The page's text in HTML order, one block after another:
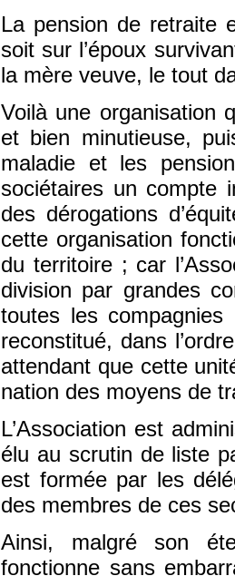
La pension de retraite
soit sur l’époux
la mère veuve, le tout
Voilà une organisation
et bien minutieuse,
maladie et les
sociétaires un compte
des dérogations
cette organisation
du territoire ; car
division par grandes
toutes les
reconstitué, dans
attendant que cette
nation des moyens de
L’Association est
élu au scrutin de liste
est formée par les
des membres de ces
Ainsi, malgré son
fonctionne sans